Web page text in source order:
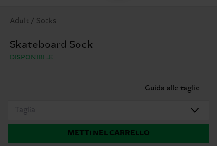
Adult / Socks
Skateboard Sock
DISPONIBILE
Guida alle taglie
Taglia
METTI NEL CARRELLO